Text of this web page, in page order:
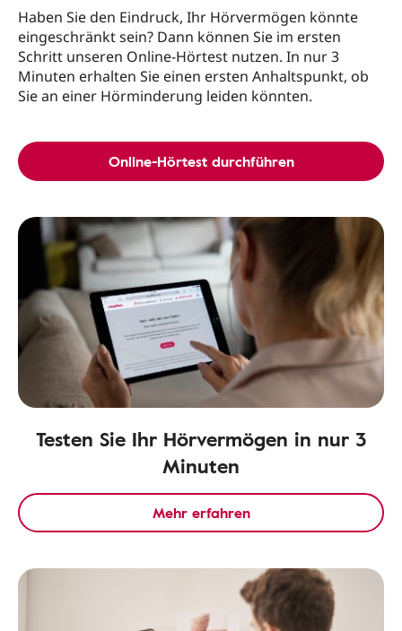
Haben Sie den Eindruck, Ihr Hörvermögen könnte
eingeschränkt sein? Dann können Sie im ersten
Schritt unseren Online-Hörtest nutzen. In nur 3
Minuten erhalten Sie einen ersten Anhaltspunkt, ob
Sie an einer Hörminderung leiden könnten.
Online-Hörtest durchführen
Testen Sie Ihr Hörvermögen in nur 3
Minuten
Mehr erfahren